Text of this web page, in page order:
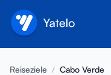
Reiseziele / Cabo Verde